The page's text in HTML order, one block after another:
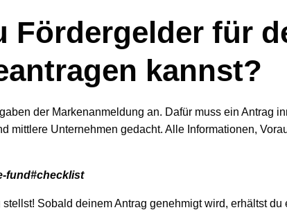
Fördergelder für
kannst?
der Markenanmeldung an. Dafür muss ein Antrag
mittlere Unternehmen gedacht. Alle Informationen,
fund#checklist
Sobald deinem Antrag genehmigt wird, erhältst du